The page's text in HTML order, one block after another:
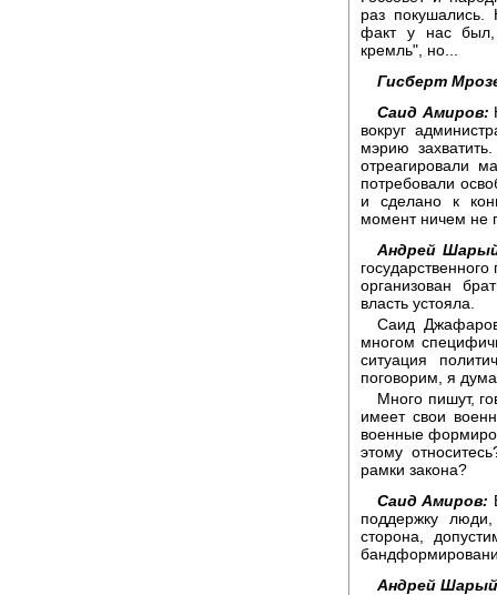
раз покушались.
факт у нас был,
кремль", но...
Гисберт
Саид Амиров:
вокруг
мэрию
отреагировали
потребовали
и сделано к
момент ничем не
Андрей
организован
власть устояла.
Саид
многом
ситуация
поговорим, я
Много пишут,
имеет свои
военные
этому
рамки закона?
Саид Амиров:
поддержку
сторона,
Андрей